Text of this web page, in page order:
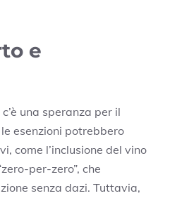
e
una speranza per il
esenzioni potrebbero
come l’inclusione del vino
per-zero”, che
senza dazi. Tuttavia,